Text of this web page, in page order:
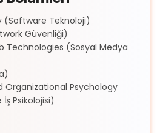
Teknoloji)
Güvenliği)
Technologies (Sosyal Medya
Organizational Psychology
Psikolojisi)